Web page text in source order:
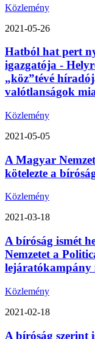
Közlemény
2021-05-26
Hatból hat pert
igazgatója -
„köz”tévé
valótlanságok
Közlemény
2021-05-05
A Magyar
kötelezte a
Közlemény
2021-03-18
A bíróság ismét
Nemzetet a
lejáratókampány
Közlemény
2021-02-18
A bíróság szerint